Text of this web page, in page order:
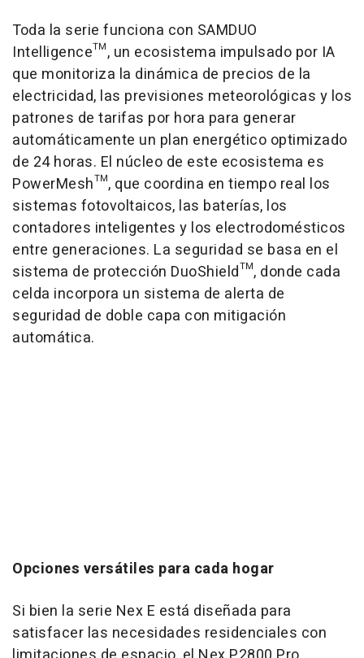
Toda la serie funciona con SAMDUO
Intelligence™, un ecosistema impulsado por IA
que monitoriza la dinámica de precios de la
electricidad, las previsiones meteorológicas y los
patrones de tarifas por hora para generar
automáticamente un plan energético optimizado
de 24 horas. El núcleo de este ecosistema es
PowerMesh™, que coordina en tiempo real los
sistemas fotovoltaicos, las baterías, los
contadores inteligentes y los electrodomésticos
entre generaciones. La seguridad se basa en el
sistema de protección DuoShield™, donde cada
celda incorpora un sistema de alerta de
seguridad de doble capa con mitigación
automática.
Opciones versátiles para cada hogar
Si bien la serie Nex E está diseñada para
satisfacer las necesidades residenciales con